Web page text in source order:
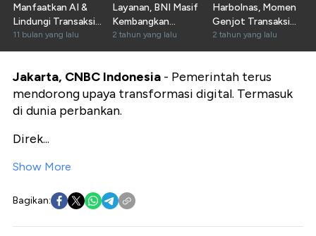
Manfaatkan AI &
Lindungi Transaksi
Keuangan Nasabah
11 bulan yang lalu
Layanan, BNI Masif
Kembangkan
Ekosistem Digital
2 tahun yang lalu
Harbolnas, Momen
Genjot Transaksi
Kartu Kredit?
2 tahun yang lalu
Jakarta, CNBC Indonesia - Pemerintah terus
mendorong upaya transformasi digital. Termasuk
di dunia perbankan.
Direk...
Show More
Bagikan: